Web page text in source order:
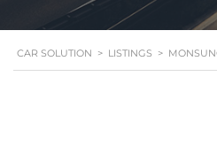
CAR SOLUTION > LISTINGS >